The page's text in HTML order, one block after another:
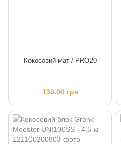
Кокосовий мат / PRO20
130.00 грн